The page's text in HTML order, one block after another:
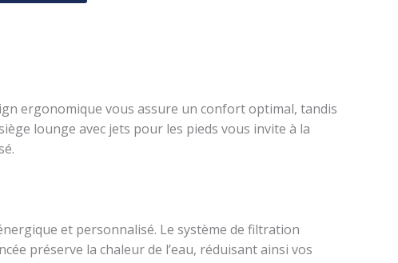
ergonomique vous assure un confort optimal, tandis
lounge avec jets pour les pieds vous invite à la
et personnalisé. Le système de filtration
préserve la chaleur de l’eau, réduisant ainsi vos